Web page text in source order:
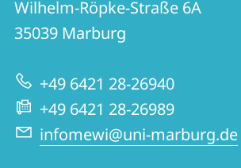
Informationen
zur
Website
für
Medienwissenschaft
Wilhelm-Röpke-Straße 6A
35039 Marburg
+49 6421 28-26940
+49 6421 28-26989
infomewi@uni-marburg.de